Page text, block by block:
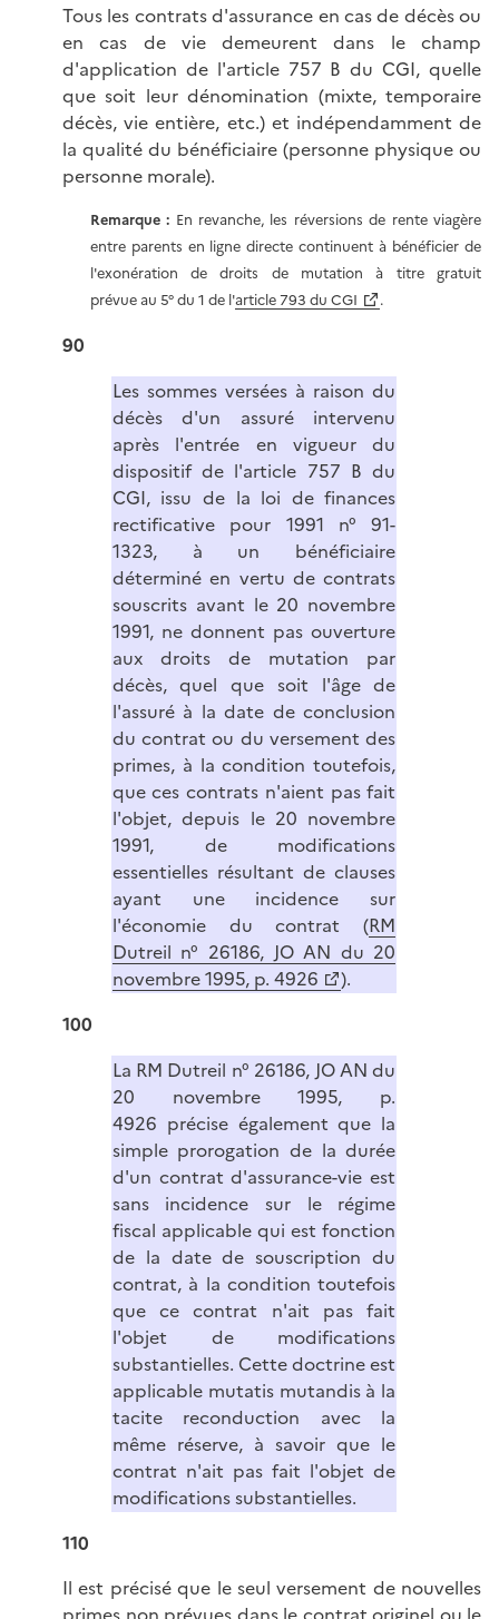
Tous les contrats d'assurance en cas de décès ou
en cas de vie demeurent dans le champ
d'application de l'article 757 B du CGI, quelle
que soit leur dénomination (mixte, temporaire
décès, vie entière, etc.) et indépendamment de
la qualité du bénéficiaire (personne physique ou
personne morale).
Remarque : En revanche, les réversions de rente viagère
entre parents en ligne directe continuent à bénéficier de
l'exonération de droits de mutation à titre gratuit
prévue au 5° du 1 de l'article 793 du CGI .
90
Les sommes versées à raison du
décès d'un assuré intervenu
après l'entrée en vigueur du
dispositif de l'article 757 B du
CGI, issu de la loi de finances
rectificative pour 1991 n° 91-
1323, à un bénéficiaire
déterminé en vertu de contrats
souscrits avant le 20 novembre
1991, ne donnent pas ouverture
aux droits de mutation par
décès, quel que soit l'âge de
l'assuré à la date de conclusion
du contrat ou du versement des
primes, à la condition toutefois,
que ces contrats n'aient pas fait
l'objet, depuis le 20 novembre
1991, de modifications
essentielles résultant de clauses
ayant une incidence sur
l'économie du contrat (RM
Dutreil n° 26186, JO AN du 20
novembre 1995, p. 4926
).
100
La RM Dutreil n° 26186, JO AN du
20 novembre 1995, p.
4926 précise également que la
simple prorogation de la durée
d'un contrat d'assurance-vie est
sans incidence sur le régime
fiscal applicable qui est fonction
de la date de souscription du
contrat, à la condition toutefois
que ce contrat n'ait pas fait
l'objet de modifications
substantielles. Cette doctrine est
applicable mutatis mutandis à la
tacite reconduction avec la
même réserve, à savoir que le
contrat n'ait pas fait l'objet de
modifications substantielles.
110
Il est précisé que le seul versement de nouvelles